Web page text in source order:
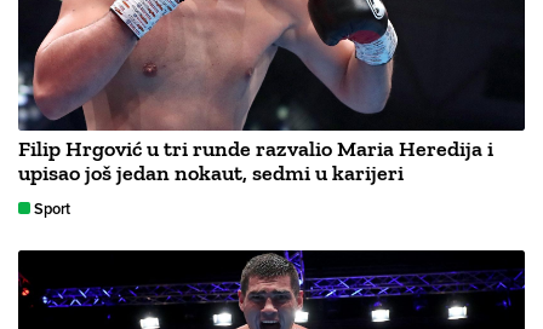
Filip Hrgović u tri runde razvalio Maria Heredija i
upisao još jedan nokaut, sedmi u karijeri
Sport